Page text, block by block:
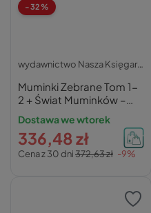
-32%
wydawnictwo Nasza Księgarnia
Muminki Zebrane Tom 1-
2 + Świat Muminków –
zestaw 3 książek
Dostawa we wtorek
Cena z 30 dni372,63 zł -9%
336,48 zł